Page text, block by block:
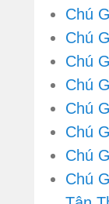
Chú
Chú
Chú
Chú
Chú
Chú
Chú
Chú